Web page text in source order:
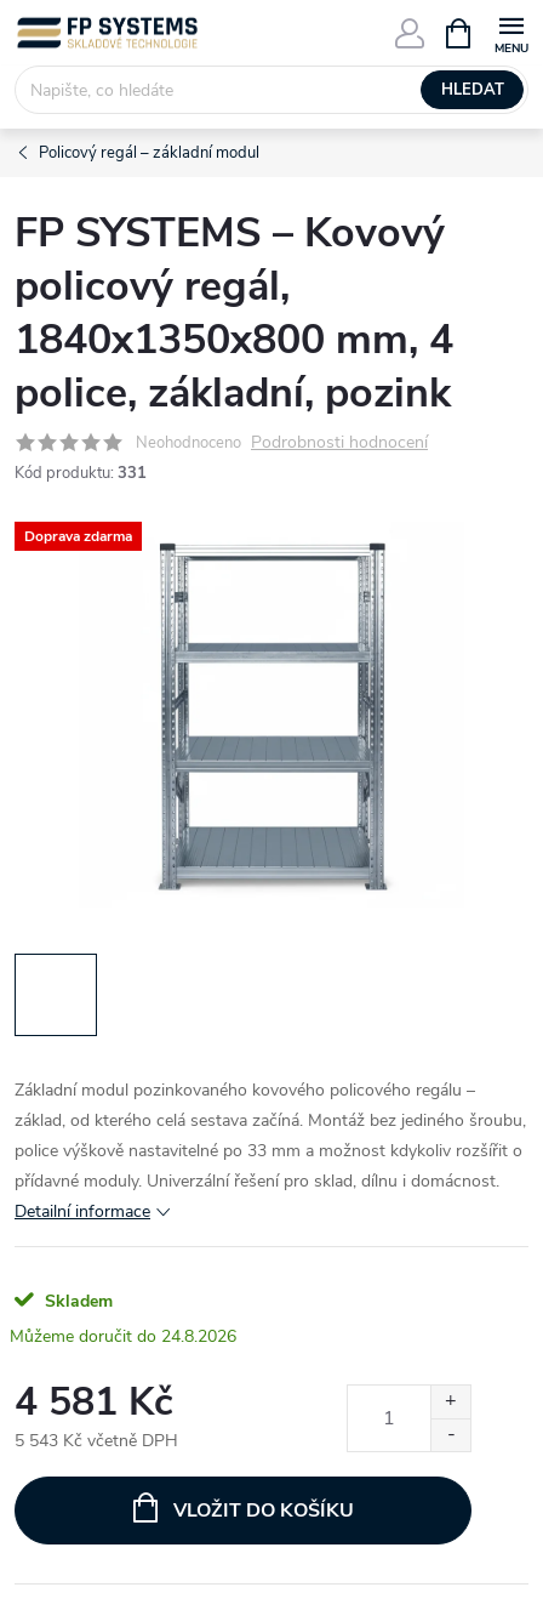
Přejít
obsah
HLEDAT
NÁKUPNÍ
KOŠÍK
Policový regál – základní modul
FP SYSTEMS – Kovový
policový regál,
1840x1350x800 mm, 4
police, základní, pozink
Neohodnoceno Podrobnosti hodnocení
Kód produktu: 331
Doprava zdarma
Základní modul pozinkovaného kovového policového regálu –
základ, od kterého celá sestava začíná. Montáž bez jediného šroubu,
police výškově nastavitelné po 33 mm a možnost kdykoliv rozšířit o
přídavné moduly. Univerzální řešení pro sklad, dílnu i domácnost.
Detailní informace
Skladem
24.8.2026
4 581 Kč
5 543 Kč včetně DPH
cena:
VLOŽIT DO KOŠÍKU